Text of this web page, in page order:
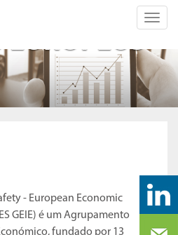
EUROPEUS
- European Economic
GEIE) é um Agrupamento
fundado por 13